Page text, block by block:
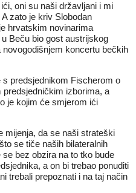
oni su naši državljani i mi
zato je kriv Slobodan
hrvatskim novinarima
Beču bio gost austrijskog
koncertu bečkih
predsjednikom Fischerom o
izborima, a
je kojim će smjerom ići
mijenja, da se naši strateški
se tiče naših bilateralnih
bez obzira na to tko bude
a on bi trebao ponuditi
trebali prepoznati i na taj način